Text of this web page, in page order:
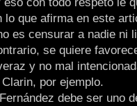
lo que afirma en este
es censurar a nadie ni
se quiere
y no mal
por ejemplo.
debe ser uno